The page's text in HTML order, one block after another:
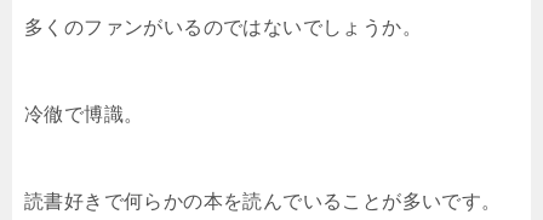
多くのファンがいるのではないでしょうか。
冷徹で博識。
読書好きで何らかの本を読んでいることが多いです。